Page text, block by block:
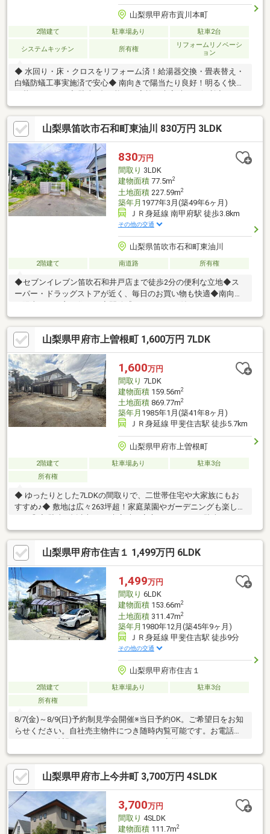
山梨県甲府市貢川本町
2階建て 駐車場あり 駐車2台
システムキッチン 所有権
リフォームリノベーシ
ョン
◆ 水回り・床・クロスをリフォーム済！給湯器交換・畳表替え・
白蟻防蟻工事実施済で安心◆ 南向きで陽当たり良好！明るく快適
テムキッチン・追焚機能・独立洗面台など充実の設備◆ 和室・床
の間・出窓・バルコニー付きでゆとりある住空間◆ 閑静な住宅地
に位置し、収納豊富で住み心地の良い住まい物件の詳細、ご見学
のご希望はお気軽にお問い合わせください！
山梨県笛吹市石和町東油川 830万円 3LDK
830万円
間取り 3LDK
建物面積77.5m2
土地面積227.59m2
築年月 1977年3月(築49年6ヶ月)
ＪＲ身延線 南甲府駅 徒歩3.8km
その他の交通
山梨県笛吹市石和町東油川
2階建て 南道路 所有権
◆セブンイレブン笛吹石和井戸店まで徒歩2分の便利な立地◆ス
ーパー・ドラッグストアが近く、毎日のお買い物も快適◆南向き
時間を満喫◆ファミリーにも使いやすい4DKのゆとりある間取り
物件の詳細、ご見学のご希望はお気軽にお問い合わせください！
山梨県甲府市上曽根町 1,600万円 7LDK
1,600万円
間取り 7LDK
建物面積159.56m2
土地面積869.77m2
築年月 1985年1月(築41年8ヶ月)
ＪＲ身延線 甲斐住吉駅 徒歩5.7km
山梨県甲府市上曽根町
2階建て 駐車場あり
駐車3台
所有権
◆ ゆったりとした7LDKの間取りで、二世帯住宅や大家族にもお
すすめ♪◆ 敷地は広々263坪超！家庭菜園やガーデニングも楽しめ
ス♪◆ 落ち着いた和室中心の間取りで、畳のぬくもりを感じる暮
らし♪◆ 床の間・続き間があり、伝統的な日本家屋の趣を楽しめ
ます◎◆ L字型キッチン＆勝手口付きで、家事動線がスムーズ♪◆
トイレ2カ所・独立洗面台があり、朝の支度も快適◎◆ 浴室・洗
面所にも窓があり、風通し良好で気持ちのいい空間♪◆ のどかな
住環境で、自然に囲まれたスローライフを満喫♪◆ 現在空家なの
で、ゆっくり内覧できます◎
山梨県甲府市住吉１ 1,499万円 6LDK
1,499万円
間取り 6LDK
建物面積153.66m2
土地面積311.47m2
築年月 1980年12月(築45年9ヶ月)
ＪＲ身延線 甲斐住吉駅 徒歩9分
その他の交通
山梨県甲府市住吉１
2階建て 駐車場あり
駐車3台
所有権
8/7(金)～8/9(日)予約制見学会開催※当日予約OK。ご希望日をお知
らせください。自社売主物件につき随時内覧可能です。お電話か
の組み方や金融機関をご提案。住宅ローンが初めての方でもお気
軽にご相談ください。
山梨県甲府市上今井町 3,700万円 4SLDK
3,700万円
間取り 4SLDK
建物面積111.7m2